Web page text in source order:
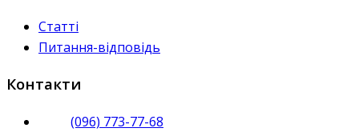
Статті
Питання-відповідь
Контакти
(096) 773-77-68